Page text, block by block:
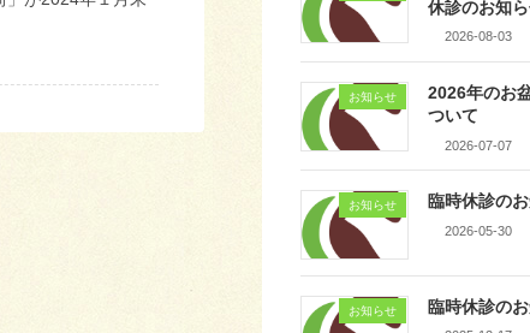
休診のお知
2026-08-03
お知らせ
2026年のお
ついて
2026-07-07
お知らせ 臨時休診の
2026-05-30
お知らせ 臨時休診の